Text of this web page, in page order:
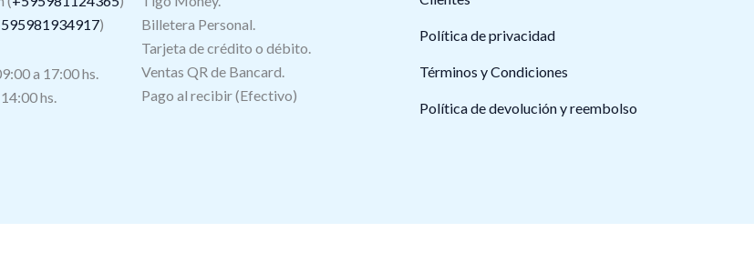
)
a 17:00 hs.
hs.
Billetera Personal.
Tarjeta de crédito o débito.
Ventas QR de Bancard.
Pago al recibir (Efectivo)
Política de privacidad
Términos y Condiciones
Política de devolución y reembolso